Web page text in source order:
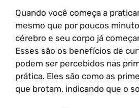
Quando você começa a
mesmo que por poucos
cérebro e seu corpo já
Esses são os benefícios de
podem ser percebidos nas
prática. Eles são como as
que brotam, indicando que o